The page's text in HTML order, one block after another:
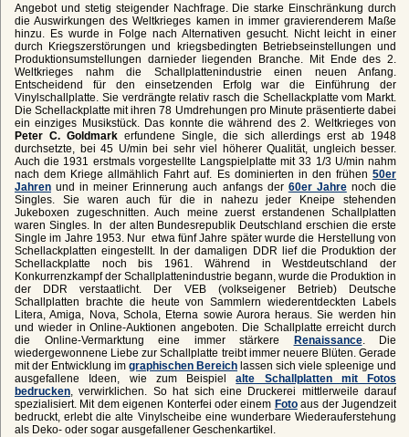
Angebot und stetig steigender Nachfrage. Die starke Einschränkung durch
die Auswirkungen des Weltkrieges kamen in immer gravierenderem Maße
hinzu. Es wurde in Folge nach Alternativen gesucht. Nicht leicht in einer
durch Kriegszerstörungen und kriegsbedingten Betriebseinstellungen und
Produktionsumstellungen darnieder liegenden Branche. Mit Ende des 2.
Weltkrieges nahm die Schallplattenindustrie einen neuen Anfang.
Entscheidend für den einsetzenden Erfolg war die Einführung der
Vinylschallplatte. Sie verdrängte relativ rasch die Schellackplatte vom Markt.
Die Schellackplatte mit ihren 78 Umdrehungen pro Minute präsentierte dabei
ein einziges Musikstück. Das konnte die während des 2. Weltkrieges von
Peter C. Goldmark erfundene Single, die sich allerdings erst ab 1948
durchsetzte, bei 45 U/min bei sehr viel höherer Qualität, ungleich besser.
Auch die 1931 erstmals vorgestellte Langspielplatte mit 33 1/3 U/min nahm
nach dem Kriege allmählich Fahrt auf. Es dominierten in den frühen 50er
Jahren und in meiner Erinnerung auch anfangs der 60er Jahrenoch die
Singles. Sie waren auch für die in nahezu jeder Kneipe stehenden
Jukeboxen zugeschnitten. Auch meine zuerst erstandenen Schallplatten
waren Singles. In der alten Bundesrepublik Deutschland erschien die erste
Single im Jahre 1953. Nur etwa fünf Jahre später wurde die Herstellung von
Schellackplatten eingestellt. In der damaligen DDR lief die Produktion der
Schellackplatte noch bis 1961. Während in Westdeutschland der
Konkurrenzkampf der Schallplattenindustrie begann, wurde die Produktion in
der DDR verstaatlicht. Der VEB (volkseigener Betrieb) Deutsche
Schallplatten brachte die heute von Sammlern wiederentdeckten Labels
Litera, Amiga, Nova, Schola, Eterna sowie Aurora heraus. Sie werden hin
und wieder in Online-Auktionen angeboten. Die Schallplatte erreicht durch
die Online-Vermarktung eine immer stärkere Renaissance. Die
wiedergewonnene Liebe zur Schallplatte treibt immer neuere Blüten. Gerade
mit der Entwicklung im graphischen Bereich lassen sich viele spleenige und
ausgefallene Ideen, wie zum Beispielalte Schallplatten mit Fotos
bedrucken , verwirklichen. So hat sich eine Druckerei mittlerweile darauf
spezialisiert. Mit dem eigenen Konterfei oder einem Fotoaus der Jugendzeit
bedruckt, erlebt die alte Vinylscheibe eine wunderbare Wiederauferstehung
als Deko- oder sogar ausgefallener Geschenkartikel.